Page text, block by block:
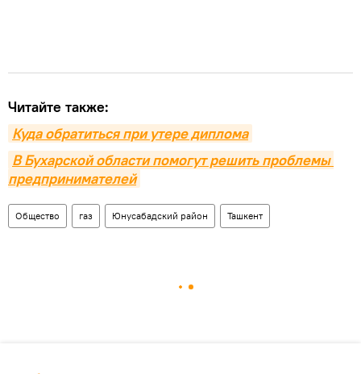
Читайте также:
Куда обратиться при утере диплома
В Бухарской области помогут решить проблемы
предпринимателей
Общество газ Юнусабадский район Ташкент